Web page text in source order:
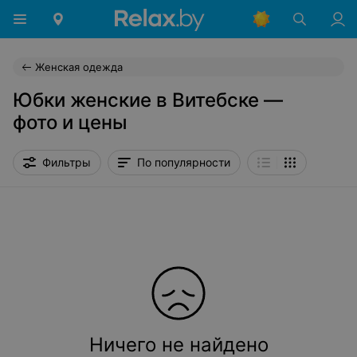
Женская одежда
Юбки женские в Витебске —
фото и цены
Фильтры По популярности
Ничего не найдено